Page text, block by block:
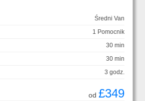
Średni Van
1 Pomocnik
30 min
30 min
3 godz.
od £349